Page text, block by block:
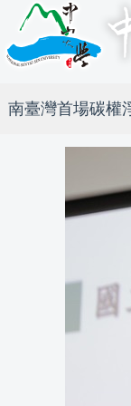
南臺灣首場碳權